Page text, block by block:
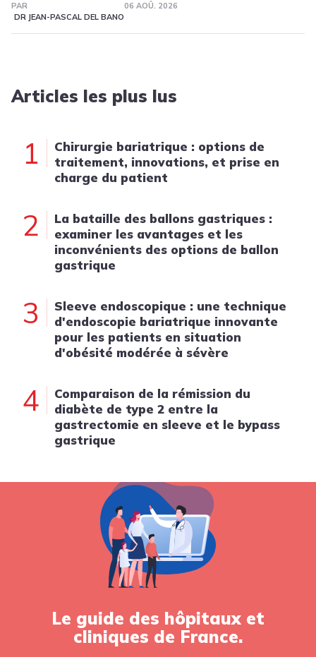
PAR
DR JEAN-PASCAL DEL BANO
06 AOÛ. 2026
Articles les plus lus
1
Chirurgie bariatrique : options de
traitement, innovations, et prise en
charge du patient
2
La bataille des ballons gastriques :
examiner les avantages et les
inconvénients des options de ballon
gastrique
3
Sleeve endoscopique : une technique
d'endoscopie bariatrique innovante
pour les patients en situation
d'obésité modérée à sévère
4
Comparaison de la rémission du
diabète de type 2 entre la
gastrectomie en sleeve et le bypass
gastrique
Le guide des hôpitaux et
cliniques de France.